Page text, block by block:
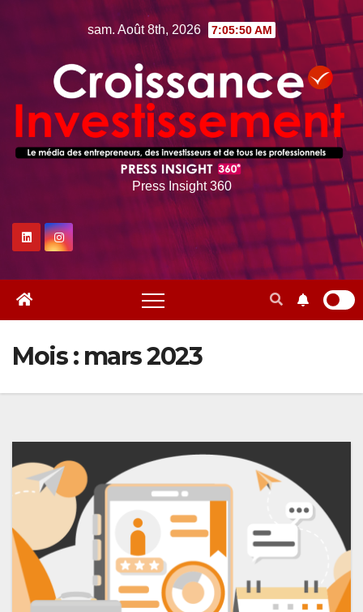
sam. Août 8th, 2026 7:05:51 AM
Press Insight 360
Mois : mars 2023